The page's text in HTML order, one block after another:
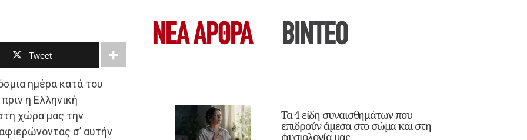
Tweet
ημέρα κατά του
η Ελληνική
στη χώρα μας την
σ’ αυτήν
ΝΕΑ ΆΡΘΡΑ ΒΙΝΤΕΟ
Τα 4 είδη συναισθημάτων που
επιδρούν άμεσα στο σώμα και στη